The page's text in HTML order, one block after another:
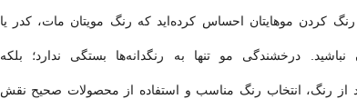
رنگ کردن موهایتان احساس کرده‌اید که رنگ مویتان مات، کدر یا
درخشندگی مو تنها به رنگدانه‌ها بستگی ندارد؛ بلکه
از رنگ، انتخاب رنگ مناسب و استفاده از محصولات صحیح نقش